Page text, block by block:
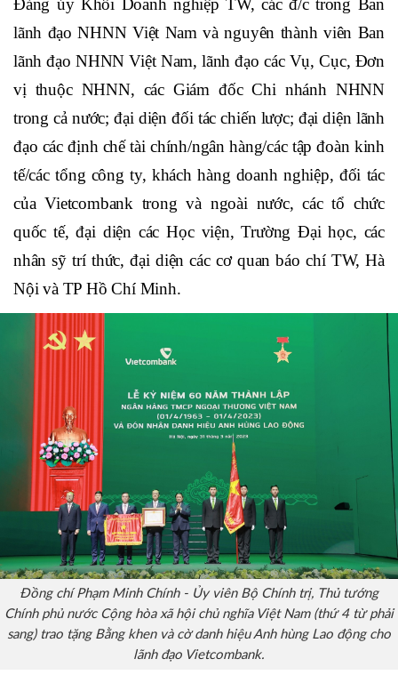
Ngành, cơ quan đoàn thể ở TW, các đồng chí Bí
thư/Phó Bí thư, Chủ tịch/Phó Chủ tịch UBND các
tỉnh/thành phố; các đồng chí Thường trực Đảng ủy
Khối Doanh nghiệp TW và lãnh đạo các Ban thuộc
Đảng ủy Khối Doanh nghiệp TW, các đ/c trong Ban
lãnh đạo NHNN Việt Nam và nguyên thành viên Ban
lãnh đạo NHNN Việt Nam, lãnh đạo các Vụ, Cục, Đơn
vị thuộc NHNN, các Giám đốc Chi nhánh NHNN
trong cả nước; đại diện đối tác chiến lược; đại diện lãnh
đạo các định chế tài chính/ngân hàng/các tập đoàn kinh
tế/các tổng công ty, khách hàng doanh nghiệp, đối tác
quốc tế, đại diện các Học viện, Trường Đại học, các
nhân sỹ trí thức, đại diện các cơ quan báo chí TW, Hà
Nội và TP Hồ Chí Minh.